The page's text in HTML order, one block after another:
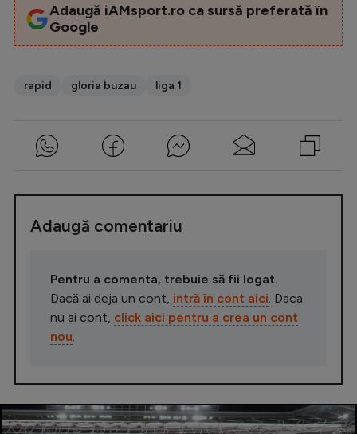
Adaugă iAMsport.ro ca sursă preferată în
Google
rapid gloria buzau liga 1
Adaugă comentariu
Pentru a comenta, trebuie să fii logat.
Dacă ai deja un cont, intră în cont aici . Daca
nu ai cont, click aici pentru a crea un cont
nou